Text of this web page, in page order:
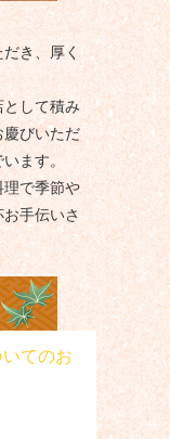
き、厚く
として積み
慶びいただ
ます。
理で季節や
手伝いさ
てのお